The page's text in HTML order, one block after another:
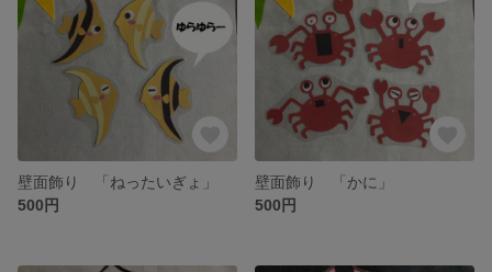
壁面飾り 「ねったいぎょ」
500円
壁面飾り 「かに」
500円